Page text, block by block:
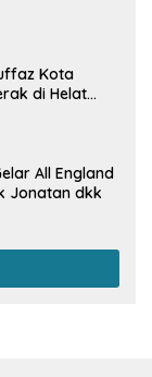
Kota
di Helat
All England
Jonatan dkk